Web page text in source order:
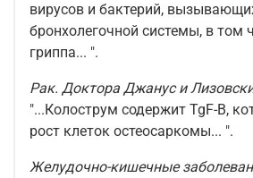
вирусов и бактерий,
бронхолегочной системы, в том
гриппа... ".
Рак. Доктора Джанус и
"...Колострум содержит TgF-B,
рост клеток остеосаркомы... ".
Желудочно-кишечные